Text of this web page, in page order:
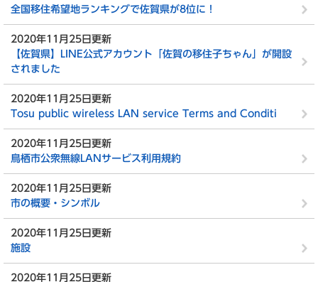
全国移住希望地ランキングで佐賀県が8位に！
2020年11月25日更新
【佐賀県】LINE公式アカウント「佐賀の移住子ちゃん」が開設
されました
2020年11月25日更新
Tosu public wireless LAN service Terms and Conditi
2020年11月25日更新
鳥栖市公衆無線LANサービス利用規約
2020年11月25日更新
市の概要・シンボル
2020年11月25日更新
施設
2020年11月25日更新